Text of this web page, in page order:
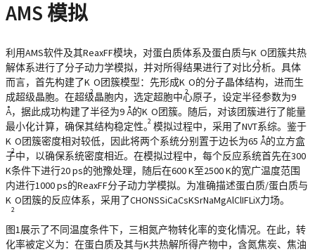
AMS 模拟
利用AMS软件及其ReaxFF模块，对蛋白质体系及蛋白质与K
2
O团簇共热
解体系进行了分子动力学模拟，并对所得结果进行了对比分析。具体
而言，首先构建了K
2
O团簇模型：先形成K
2
O的分子晶体结构，进而生
成超级晶胞。在超级晶胞内，选定超胞中心原子，设定半径参数为9
Å，据此成功构建了半径为9 Å的K
2
O团簇。随后，对该团簇进行了能量
最小化计算，确保其结构稳定性。模拟过程中，采用了NVT系综。鉴于
K
2
O团簇密度相对较低，因此将两个系统分别置于边长为65 Å的立方盒
子中，以确保系统密度相近。在模拟过程中，每个反应系统首先在300
K条件下进行20 ps的弛豫处理，随后在600 K至2500 K的宽广温度范围
内进行1000 ps的ReaxFF分子动力学模拟。为准确描述蛋白质/蛋白质与
K
2
O团簇的反应体系，采用了CHONSSiCaCsKSrNaMgAlClIFLiX力场。
图1展示了不同温度条件下，三相氮产物转化率的变化情况。在此，转
化率被定义为：在蛋白质及其与K共热解所得产物中，含氮焦炭、焦油